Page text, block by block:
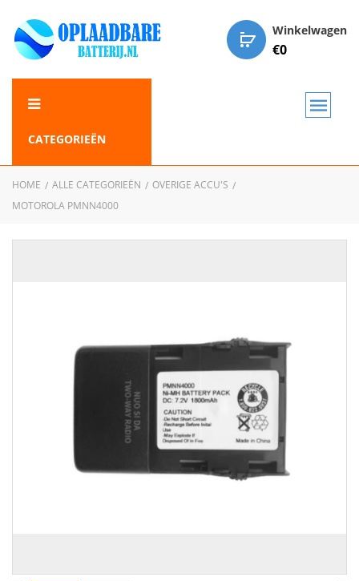
Winkelwagen
€0
CATEGORIEËN
HOME ALLE CATEGORIEËN
OVERIGE ACCU'S
MOTOROLA PMNN4000